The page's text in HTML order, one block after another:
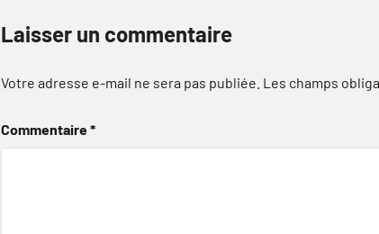
Laisser un commentaire
Votre adresse e-mail ne sera pas publiée. Les champs
Commentaire*